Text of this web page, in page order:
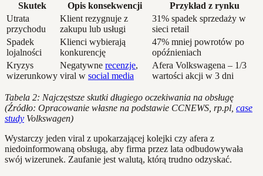
Skutek Opis konsekwencji
Przykład z rynku
Utrata
przychodu
Klient rezygnuje z
zakupu lub usługi
31% spadek sprzedaży w
sieci retail
Spadek
lojalności
Klienci wybierają
konkurencję
47% mniej powrotów po
opóźnieniach
Kryzys
wizerunkowy
Negatywne recenzje,
viral w social media
Afera Volkswagena – 1/3
wartości akcji w 3 dni
Tabela 2: Najczęstsze skutki długiego oczekiwania na obsługę
(Źródło: Opracowanie własne na podstawie CCNEWS, rp.pl, case
study Volkswagen)
Wystarczy jeden viral z upokarzającej kolejki czy afera z
niedoinformowaną obsługą, aby firma przez lata odbudowywała
swój wizerunek. Zaufanie jest walutą, którą trudno odzyskać.